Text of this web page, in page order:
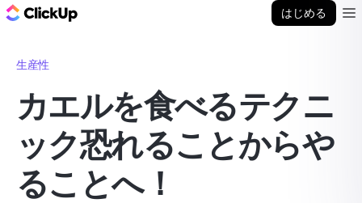
はじめる
生産性
カエルを食べるテクニ
ック恐れることからや
ることへ！